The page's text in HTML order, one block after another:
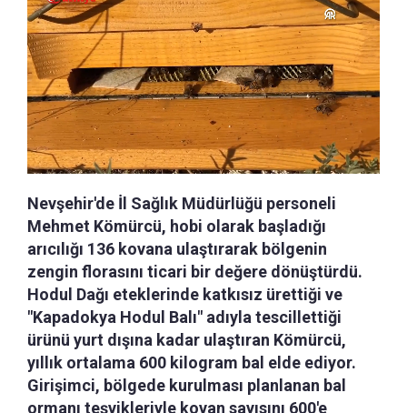
Nevşehir'de İl Sağlık Müdürlüğü personeli
Mehmet Kömürcü, hobi olarak başladığı
arıcılığı 136 kovana ulaştırarak bölgenin
zengin florasını ticari bir değere dönüştürdü.
Hodul Dağı eteklerinde katkısız ürettiği ve
"Kapadokya Hodul Balı" adıyla tescillettiği
ürünü yurt dışına kadar ulaştıran Kömürcü,
yıllık ortalama 600 kilogram bal elde ediyor.
Girişimci, bölgede kurulması planlanan bal
ormanı teşvikleriyle kovan sayısını 600'e